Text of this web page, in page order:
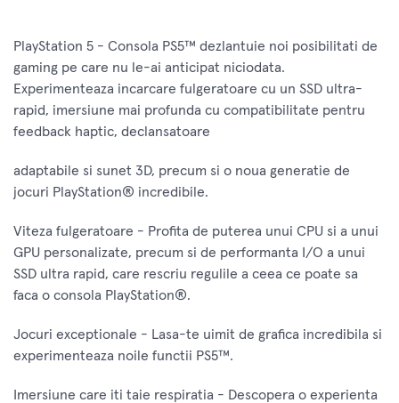
PlayStation 5 - Consola PS5™ dezlantuie noi posibilitati de
gaming pe care nu le-ai anticipat niciodata.
Experimenteaza incarcare fulgeratoare cu un SSD ultra-
rapid, imersiune mai profunda cu compatibilitate pentru
feedback haptic, declansatoare
adaptabile si sunet 3D, precum si o noua generatie de
jocuri PlayStation® incredibile.
Viteza fulgeratoare - Profita de puterea unui CPU si a unui
GPU personalizate, precum si de performanta I/O a unui
SSD ultra rapid, care rescriu regulile a ceea ce poate sa
faca o consola PlayStation®.
Jocuri exceptionale - Lasa-te uimit de grafica incredibila si
experimenteaza noile functii PS5™.
Imersiune care iti taie respiratia - Descopera o experienta